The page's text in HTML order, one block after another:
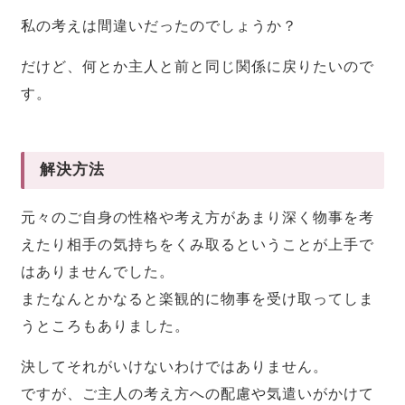
私の考えは間違いだったのでしょうか？
だけど、何とか主人と前と同じ関係に戻りたいので
す。
解決方法
元々のご自身の性格や考え方があまり深く物事を考
えたり相手の気持ちをくみ取るということが上手で
はありませんでした。
またなんとかなると楽観的に物事を受け取ってしま
うところもありました。
決してそれがいけないわけではありません。
ですが、ご主人の考え方への配慮や気遣いがかけて